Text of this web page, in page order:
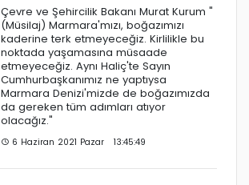
Çevre ve Şehircilik Bakanı Murat Kurum "
(Müsilaj) Marmara'mızı, boğazımızı
kaderine terk etmeyeceğiz. Kirlilikle bu
noktada yaşamasına müsaade
etmeyeceğiz. Aynı Haliç'te Sayın
Cumhurbaşkanımız ne yaptıysa
Marmara Denizi'mizde de boğazımızda
da gereken tüm adımları atıyor
olacağız."
6 Haziran 2021 Pazar 13:45:49